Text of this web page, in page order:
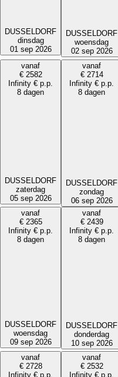
DUSSELDORF
dinsdag
01 sep 2026
DUSSELDORF
woensdag
02 sep 2026
vanaf
€ 2582
Infinity € p.p.
8 dagen
DUSSELDORF
zaterdag
05 sep 2026
vanaf
€ 2714
Infinity € p.p.
8 dagen
DUSSELDORF
zondag
06 sep 2026
vanaf
€ 2365
Infinity € p.p.
8 dagen
DUSSELDORF
woensdag
09 sep 2026
vanaf
€ 2439
Infinity € p.p.
8 dagen
DUSSELDORF
donderdag
10 sep 2026
vanaf
€ 2728
Infinity € p.p.
vanaf
€ 2532
Infinity € p.p.